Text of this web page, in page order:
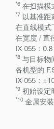
*6 在扫描模
*7 以基准距
在直线模式
在宽度 / 直
IX-055：
*8 与目标物
各机型的
IX-055：
*9 初始设定
*10 金属安装